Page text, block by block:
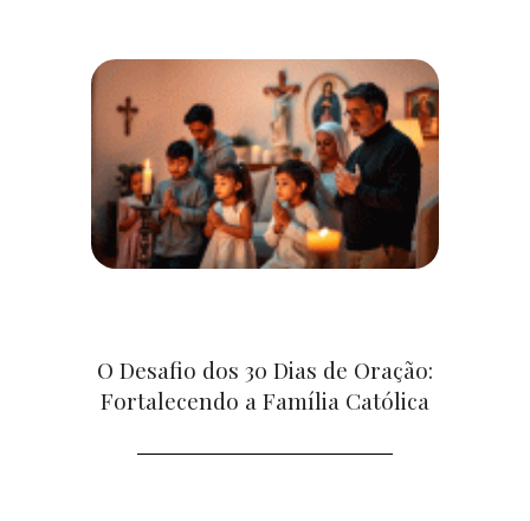
O Desafio dos 30 Dias de Oração:
Fortalecendo a Família Católica